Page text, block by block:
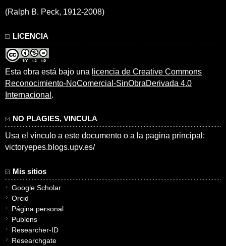
(Ralph B. Peck, 1912-2008)
LICENCIA
Esta obra está bajo una licencia de Creative Commons
Reconocimiento-NoComercial-SinObraDerivada 4.0
Internacional .
NO PLAGIES, VINCULA
Usa el vínculo a este documento o a la pagina principal:
victoryepes.blogs.upv.es/
Mis sitios
Google Scholar
Orcid
Página personal
Publons
Researcher-ID
Researchgate